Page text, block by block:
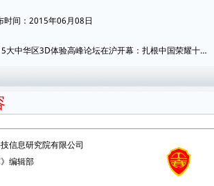
时间：2015年06月08日
大中华区3D体验高峰论坛在沪开幕：扎根中国荣耀十…
信息研究院有限公司
编辑部